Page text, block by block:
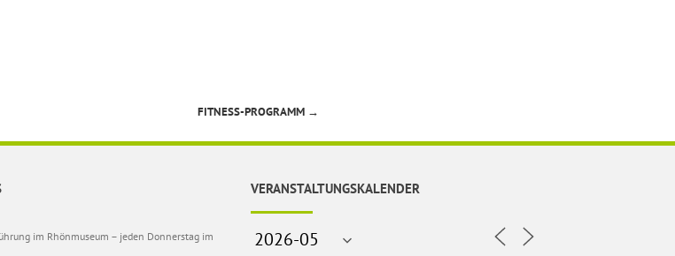
FITNESS-PROGRAMM →
im Rhönmuseum – jeden Donnerstag im
VERANSTALTUNGSKALENDER